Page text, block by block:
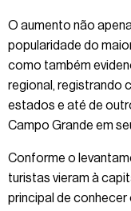
O aumento não
popularidade do
como também
regional, registrando
estados e até de
Campo Grande em
Conforme o
turistas vieram à
principal de